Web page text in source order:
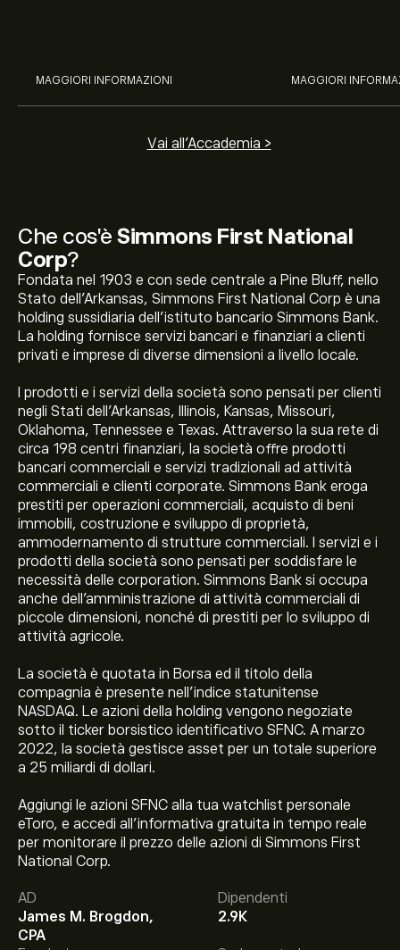
Che cos'è Simmons First National
Corp?
Fondata nel 1903 e con sede centrale a Pine Bluff, nello
Stato dell'Arkansas, Simmons First National Corp è una
holding sussidiaria dell'istituto bancario Simmons Bank.
La holding fornisce servizi bancari e finanziari a clienti
privati e imprese di diverse dimensioni a livello locale.
I prodotti e i servizi della società sono pensati per clienti
negli Stati dell'Arkansas, Illinois, Kansas, Missouri,
Oklahoma, Tennessee e Texas. Attraverso la sua rete di
circa 198 centri finanziari, la società offre prodotti
bancari commerciali e servizi tradizionali ad attività
commerciali e clienti corporate. Simmons Bank eroga
prestiti per operazioni commerciali, acquisto di beni
immobili, costruzione e sviluppo di proprietà,
ammodernamento di strutture commerciali. I servizi e i
prodotti della società sono pensati per soddisfare le
necessità delle corporation. Simmons Bank si occupa
anche dell'amministrazione di attività commerciali di
piccole dimensioni, nonché di prestiti per lo sviluppo di
attività agricole.
La società è quotata in Borsa ed il titolo della
compagnia è presente nell'indice statunitense
NASDAQ. Le azioni della holding vengono negoziate
sotto il ticker borsistico identificativo SFNC. A marzo
2022, la società gestisce asset per un totale superiore
a 25 miliardi di dollari.
Aggiungi le azioni SFNC alla tua watchlist personale
eToro, e accedi all'informativa gratuita in tempo reale
per monitorare il prezzo delle azioni di Simmons First
National Corp.
AD
James M. Brogdon,
CPA
Dipendenti
2.9K
MAGGIORI INFORMAZIONI MAGGIORI
Vai all'Accademia >
Il prezzo attuale delle azioni SFNC è di 23.46‎$‎.